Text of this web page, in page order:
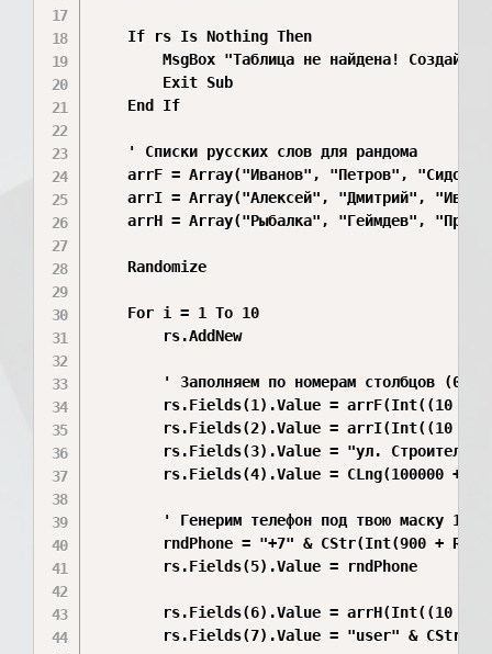
    If rs Is Nothing Then
MsgBox "Таблица не найдена! Создай
        Exit Sub
    End If
    ' Списки русских слов для рандома
arrF = Array("Иванов", "Петров",
arrI = Array("Алексей", "Дмитрий",
arrH = Array("Рыбалка", "Геймдев",
    Randomize
    For i = 1 To 10
        rs.AddNew
' Заполняем по номерам столбцов (0
rs.Fields(1).Value = arrF(Int((10 *
rs.Fields(2).Value = arrI(Int((10 *
rs.Fields(3).Value = "ул.
rs.Fields(4).Value = CLng(100000 +
' Генерим телефон под твою маску 16
rndPhone = "+7" & CStr(Int(900 + Rnd
        rs.Fields(5).Value = rndPhone
rs.Fields(6).Value = arrH(Int((10 *
rs.Fields(7).Value = "user" &